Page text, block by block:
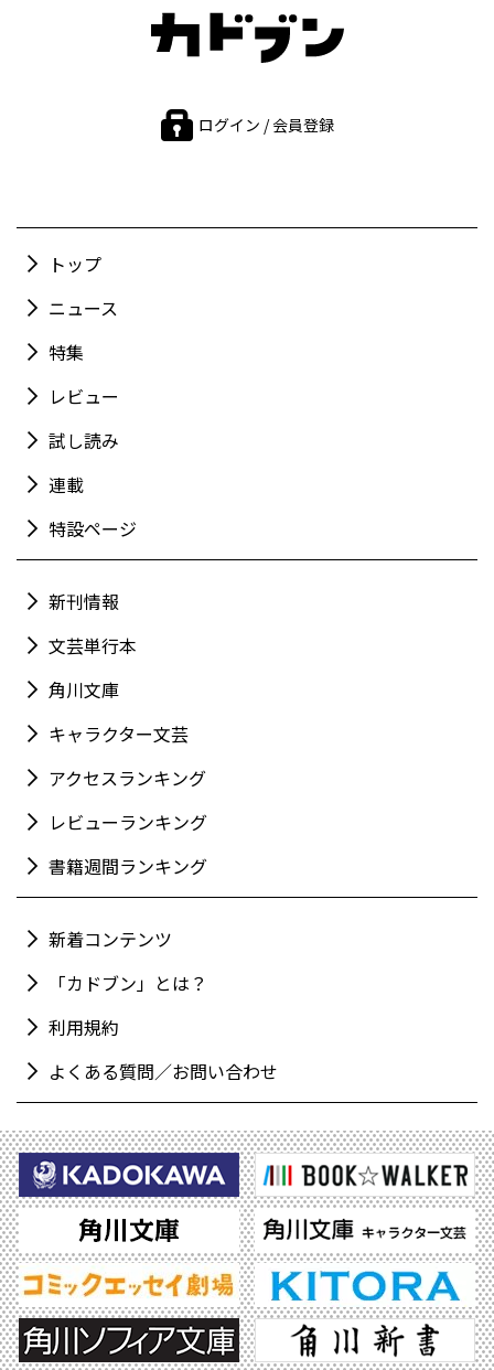
ログイン / 会員登録
トップ
ニュース
特集
レビュー
試し読み
連載
特設ページ
新刊情報
文芸単行本
角川文庫
キャラクター文芸
アクセスランキング
レビューランキング
書籍週間ランキング
新着コンテンツ
「カドブン」とは？
利用規約
よくある質問／お問い合わせ